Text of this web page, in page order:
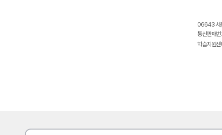
06643 서
통신판매
학습지원